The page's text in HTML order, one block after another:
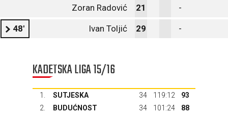
Zoran Radović 21 -
48' Ivan Toljić 29 -
KADETSKA LIGA 15/16
1. SUTJESKA 34 119:12
93
2.
BUDUĆNOST 34 101:24
88